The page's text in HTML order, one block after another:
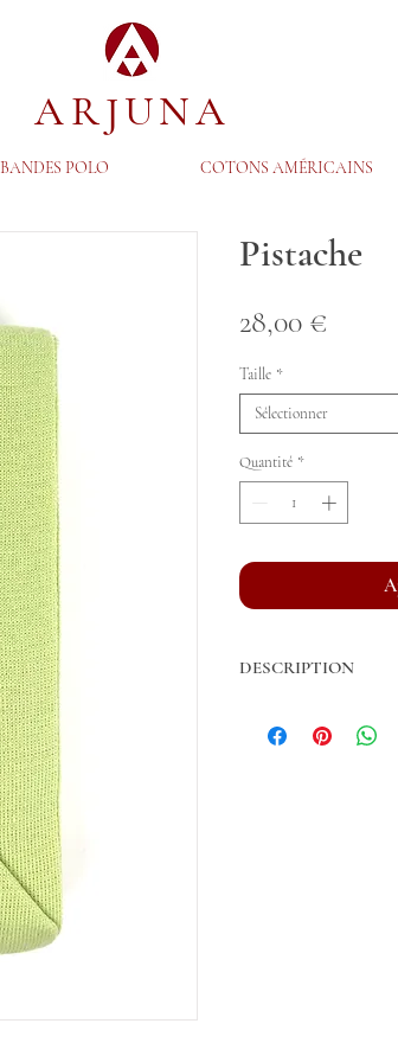
ARJUNA
BANDES POLO COTONS AMÉRICAINS
Pistache
28,00 €
Taille *
Sélectionner
Quantité *
DESCRIPTION
Fil acrylique de